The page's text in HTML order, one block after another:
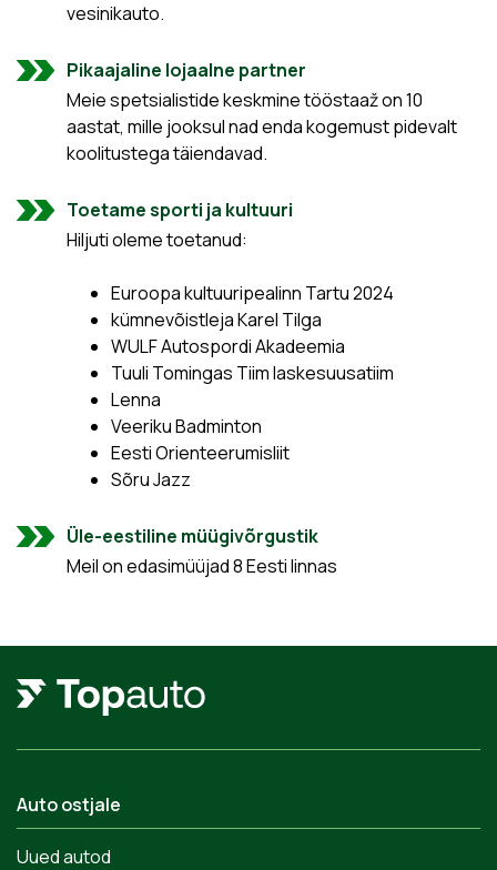
vesinikauto.
Pikaajaline lojaalne partner
Meie spetsialistide keskmine tööstaaž on 10
aastat, mille jooksul nad enda kogemust pidevalt
koolitustega täiendavad.
Toetame sporti ja kultuuri
Hiljuti oleme toetanud:
Euroopa kultuuripealinn Tartu 2024
kümnevõistleja Karel Tilga
WULF Autospordi Akadeemia
Tuuli Tomingas Tiim laskesuusatiim
Lenna
Veeriku Badminton
Eesti Orienteerumisliit
Sõru Jazz
Üle-eestiline müügivõrgustik
Meil on edasimüüjad 8 Eesti linnas
Auto ostjale
Uued autod